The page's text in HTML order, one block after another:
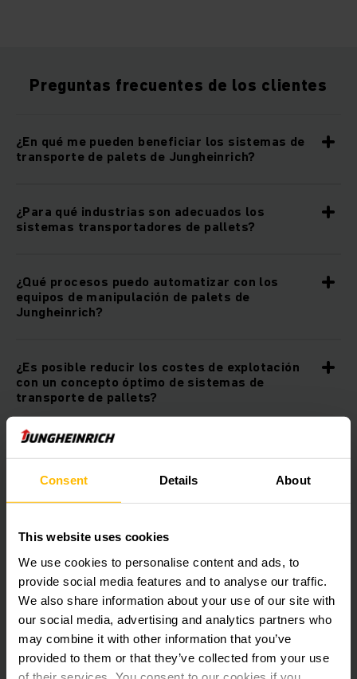
Consent Details About
This website uses cookies
We use cookies to personalise content and ads, to
provide social media features and to analyse our traffic.
We also share information about your use of our site with
our social media, advertising and analytics partners who
may combine it with other information that you’ve
provided to them or that they’ve collected from your use
Preguntas frecuentes de los clientes
¿En qué me pueden beneficiar los sistemas de
transporte de palets de Jungheinrich?
¿Para qué industrias son adecuados los
sistemas transportadores de pallets?
¿Qué procesos puedo automatizar con los
equipos de manipulación de palets de
Jungheinrich?
¿Es posible reducir los costes de explotación
con un concepto óptimo de sistemas de
transporte de pallets?
de palets de Jungheinrich con otros productos
¿Es posible integrar los sistemas de
transporte de palés en mi infraestructura
informática actual?